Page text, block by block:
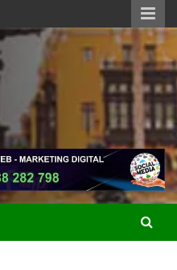
distrital, vecinal, municipal y de
sin descuidar las noticias